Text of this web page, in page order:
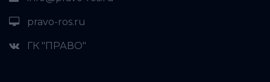
pravo-ros.ru
ГК "ПРАВО"